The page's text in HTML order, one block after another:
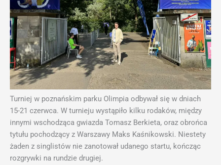
Turniej w poznańskim parku Olimpia odbywał się w dniach
15-21 czerwca. W turnieju wystąpiło kilku rodaków, między
innymi wschodząca gwiazda Tomasz Berkieta, oraz obrońca
tytułu pochodzący z Warszawy Maks Kaśnikowski. Niestety
żaden z singlistów nie zanotował udanego startu, kończąc
rozgrywki na rundzie drugiej.